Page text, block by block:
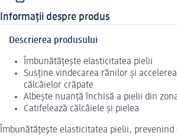
Informații despre produs
Descrierea produsului
Îmbunătățește elasticitatea pielii
Susține vindecarea rănilor și
călcâielor crăpate
Albește nuanță închisă a pielii din
Catifelează călcâiele și pielea
Îmbunătățește elasticitatea pielii,